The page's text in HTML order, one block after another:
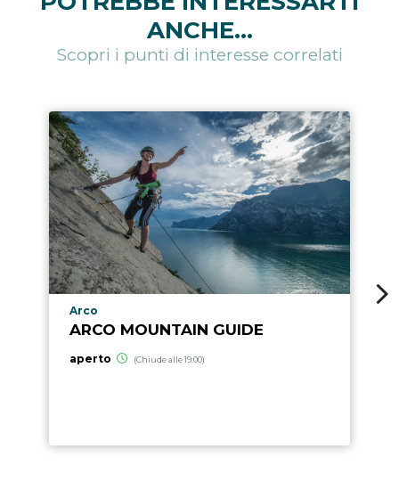
ANCHE...
Scopri i punti di interesse correlati
Località punto di interesse
Arco
ARCO MOUNTAIN GUIDE
aperto (Chiude alle 19:00)